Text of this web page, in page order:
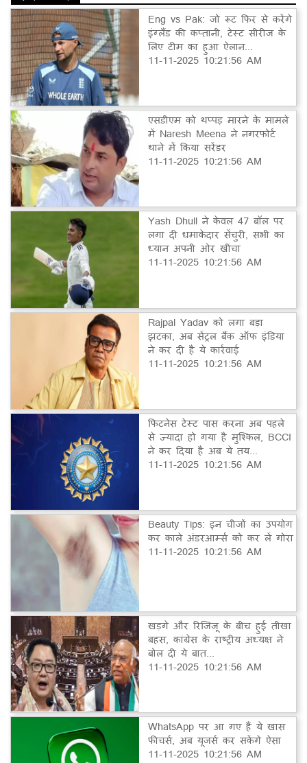
Eng vs Pak: जो रूट फिर से करेंगे
इंग्लैंड की कप्तानी, टेस्ट सीरीज के
लिए टीम का हुआ ऐलान...
11-11-2025 10:21:56 AM
एसडीएम को थप्पड़ मारने के मामले
में Naresh Meena ने नगरफोर्ट
थाने में किया सरेंडर
11-11-2025 10:21:56 AM
Yash Dhull ने केवल 47 बॉल पर
लगा दी धमाकेदार सेंचुरी, सभी का
ध्यान अपनी ओर खींचा
11-11-2025 10:21:56 AM
Rajpal Yadav को लगा बड़ा
झटका, अब सेंट्रल बैंक ऑफ इंडिया
ने कर दी है ये कार्रवाई
11-11-2025 10:21:56 AM
फिटनेस टेस्ट पास करना अब पहले
से ज्यादा हो गया है मुश्किल, BCCI
ने कर दिया है अब ये तय...
11-11-2025 10:21:56 AM
Beauty Tips: इन चीजों का उपयोग
कर काले अंडरआर्म्स को कर लें गोरा
11-11-2025 10:21:56 AM
खड़गे और रिजिजू के बीच हुई तीखा
बहस, कांग्रेस के राष्ट्रीय अध्यक्ष ने
बोल दी ये बात...
11-11-2025 10:21:56 AM
WhatsApp पर आ गए हैं ये खास
फीचर्स, अब यूजर्स कर सकेंगे ऐसा
11-11-2025 10:21:56 AM